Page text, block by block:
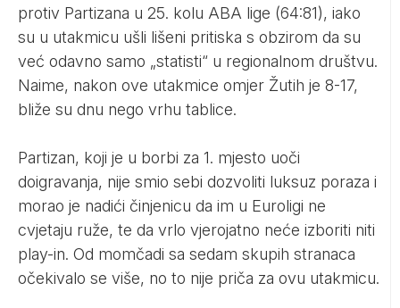
protiv Partizana u 25. kolu ABA lige (64:81), iako
su u utakmicu ušli lišeni pritiska s obzirom da su
već odavno samo „statisti“ u regionalnom društvu.
Naime, nakon ove utakmice omjer Žutih je 8-17,
bliže su dnu nego vrhu tablice.
Partizan, koji je u borbi za 1. mjesto uoči
doigravanja, nije smio sebi dozvoliti luksuz poraza i
morao je nadići činjenicu da im u Euroligi ne
cvjetaju ruže, te da vrlo vjerojatno neće izboriti niti
play-in. Od momčadi sa sedam skupih stranaca
očekivalo se više, no to nije priča za ovu utakmicu.